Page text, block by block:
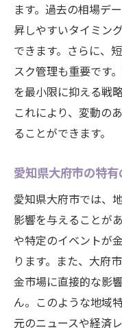
ます。過去の相場デ
昇しやすいタイミン
できます。さらに、
スク管理も重要です
を最小限に抑える戦
これにより、変動の
ることができます。
愛知県大府市の特
愛知県大府市では、
影響を与えることが
や特定のイベントが
ります。また、大府
金市場に直接的な影
ん。このような地域
元のニュースや経済